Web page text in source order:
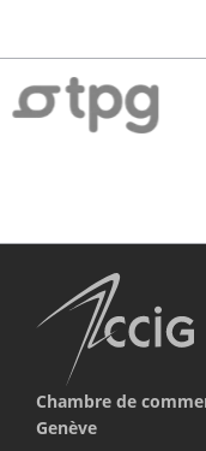
Chambre de
Genève